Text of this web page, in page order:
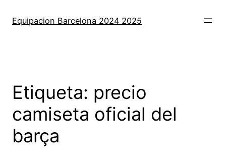
Equipacion Barcelona 2024 2025
Etiqueta: precio
camiseta oficial del
barça